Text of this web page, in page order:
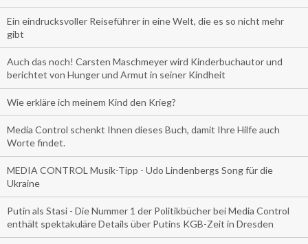
Ein eindrucksvoller Reiseführer in eine Welt, die es so nicht mehr
gibt
Auch das noch! Carsten Maschmeyer wird Kinderbuchautor und
berichtet von Hunger und Armut in seiner Kindheit
Wie erkläre ich meinem Kind den Krieg?
Media Control schenkt Ihnen dieses Buch, damit Ihre Hilfe auch
Worte findet.
MEDIA CONTROL Musik-Tipp - Udo Lindenbergs Song für die
Ukraine
Putin als Stasi - Die Nummer 1 der Politikbücher bei Media Control
enthält spektakuläre Details über Putins KGB-Zeit in Dresden